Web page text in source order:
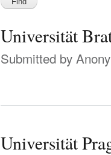
Universität
Submitted by
Universität